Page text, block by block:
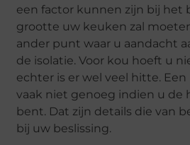
een factor kunnen zijn bij het
grootte uw keuken zal
ander punt waar u aandacht
de isolatie. Voor kou hoeft u
echter is er wel veel hitte.
vaak niet genoeg indien u de
bent. Dat zijn details die van
bij uw beslissing.